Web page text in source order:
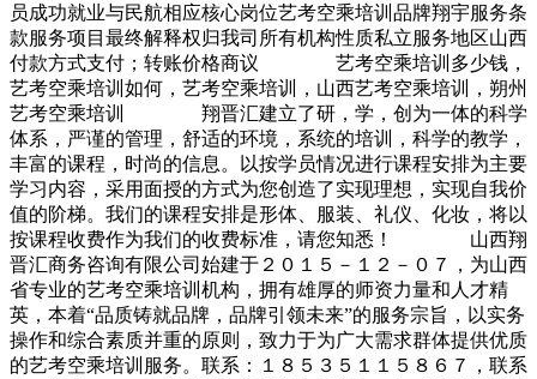
员成功就业与民航相应核心岗位艺考空乘培训品牌翔宇服务条
款服务项目最终解释权归我司所有机构性质私立服务地区山西
付款方式支付；转账价格商议 艺考空乘培训多少钱，
艺考空乘培训如何，艺考空乘培训，山西艺考空乘培训，朔州
艺考空乘培训 翔晋汇建立了研，学，创为一体的科学
体系，严谨的管理，舒适的环境，系统的培训，科学的教学，
丰富的课程，时尚的信息。以按学员情况进行课程安排为主要
学习内容，采用面授的方式为您创造了实现理想，实现自我价
值的阶梯。我们的课程安排是形体、服装、礼仪、化妆，将以
按课程收费作为我们的收费标准，请您知悉！ 山西翔
晋汇商务咨询有限公司始建于２０１５－１２－０７，为山西
省专业的艺考空乘培训机构，拥有雄厚的师资力量和人才精
英，本着“品质铸就品牌，品牌引领未来”的服务宗旨，以实务
操作和综合素质并重的原则，致力于为广大需求群体提供优质
的艺考空乘培训服务。联系：１８５３５１１５８６７，联系